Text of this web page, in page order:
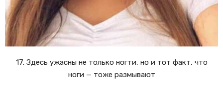
17. Здесь ужасны не только ногти, но и тот факт, что
ноги — тоже размывают